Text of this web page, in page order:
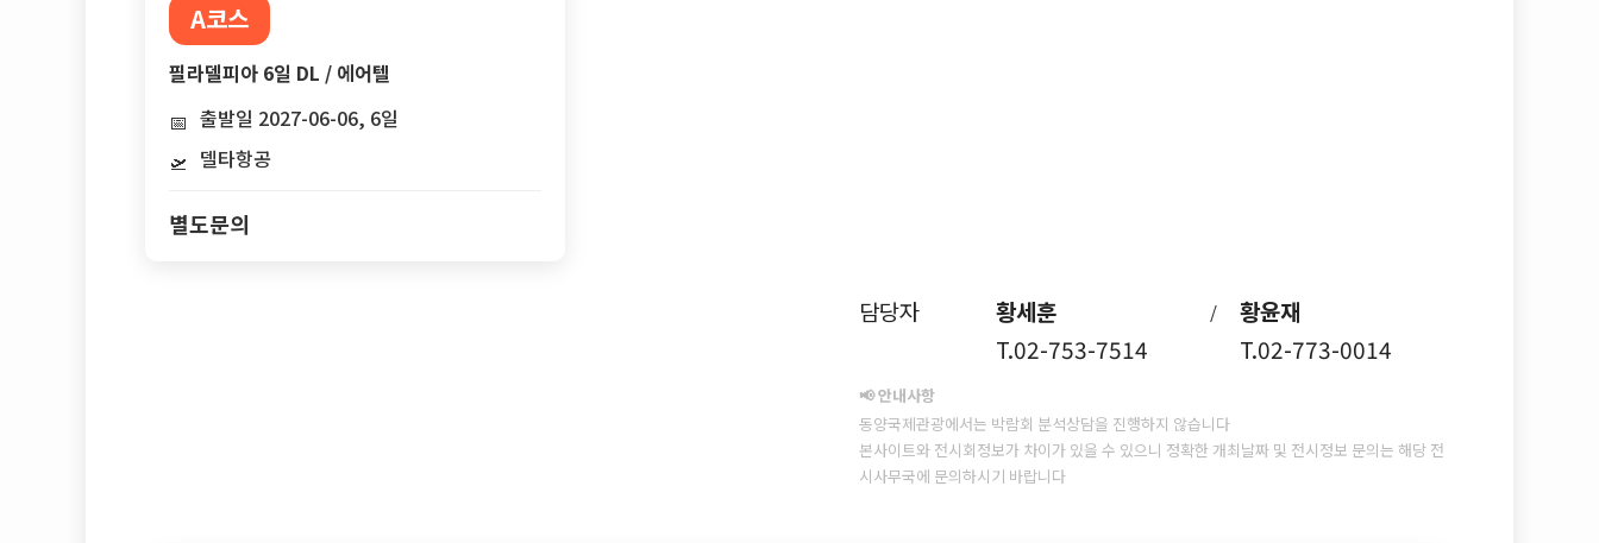
A코스
필라델피아 6일 DL / 에어텔
📅 출발일 2027-06-06, 6일
🛫 델타항공
별도문의
담당자 황세훈 /
황윤재
T.02-753-7514
T.02-773-0014
📢 안내사항
동양국제관광에서는 박람회 분석상담을 진행하지 않습니다
본사이트와 전시회정보가 차이가 있을 수 있으니 정확한 개최날짜 및 전시정보 문의는 해당 전
시사무국에 문의하시기 바랍니다